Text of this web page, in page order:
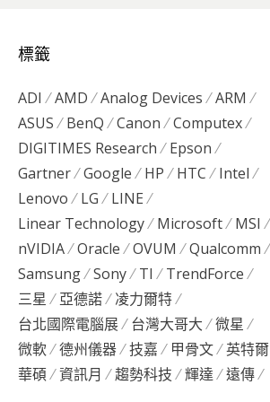
標籤
ADI AMD Analog Devices
ARM
ASUS
BenQ Canon
Computex
DIGITIMES Research
Epson
Gartner
Google HP HTC
Intel
Lenovo
LG
LINE
Linear Technology
Microsoft
MSI
nVIDIA
Oracle OVUM
Qualcomm
Samsung
Sony TI
TrendForce
三星
亞德諾
凌力爾特
台北國際電腦展
台灣大哥大
微星
微軟
德州儀器 技嘉 甲骨文
英特爾
華碩
資訊月 趨勢科技 輝達 遠傳